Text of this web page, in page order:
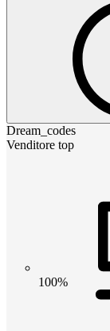
Dream_codes
Venditore top
100%